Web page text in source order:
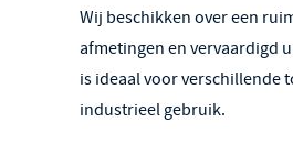
Wij beschikken over een
afmetingen en vervaardigd
is ideaal voor verschillende
industrieel gebruik.